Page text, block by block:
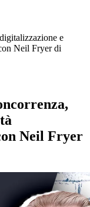
e
Neil Fryer di
Neil Fryer